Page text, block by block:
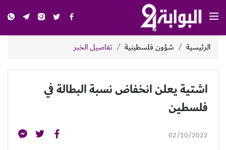
الرئيسية شؤون فلسطينية تفاصيل الخبر
اشتية يعلن انخفاض نسبة البطالة في
فلسطين
02/10/2022